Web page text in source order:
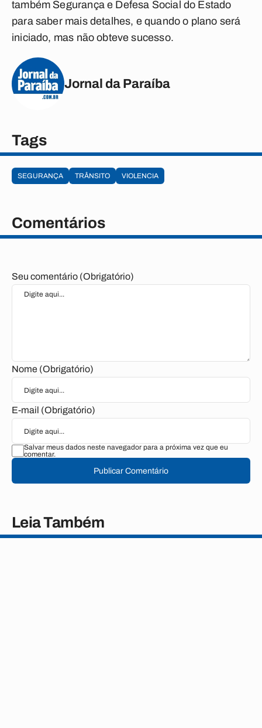
também Segurança e Defesa Social do Estado
para saber mais detalhes, e quando o plano será
iniciado, mas não obteve sucesso.
Jornal da Paraíba
Tags
SEGURANÇA TRÂNSITO VIOLENCIA
Comentários
Seu comentário (Obrigatório)
Nome (Obrigatório)
E-mail (Obrigatório)
Salvar meus dados neste navegador para a próxima vez que eu
comentar.
Publicar Comentário
Leia Também